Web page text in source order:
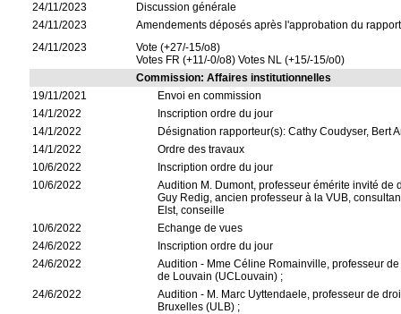
24/11/2023
Discussion générale
24/11/2023
Amendements déposés après l'approbation du rapport
24/11/2023
Vote (+27/-15/o8)
Votes FR (+11/-0/o8) Votes NL (+15/-15/o0)
Commission: Affaires institutionnelles
19/11/2021
Envoi en commission
14/1/2022
Inscription ordre du jour
14/1/2022
Désignation rapporteur(s): Cathy Coudyser, Bert
14/1/2022
Ordre des travaux
10/6/2022
Inscription ordre du jour
10/6/2022
Audition M. Dumont, professeur émérite invité
Guy Redig, ancien professeur à la VUB,
Elst, conseille
10/6/2022
Echange de vues
24/6/2022
Inscription ordre du jour
24/6/2022
Audition - Mme Céline Romainville, professeur
de Louvain (UCLouvain) ;
24/6/2022
Audition - M. Marc Uyttendaele, professeur de
Bruxelles (ULB) ;